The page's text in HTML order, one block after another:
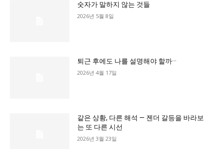
숫자가 말하지 않는 것들
2026년 5월 8일
퇴근 후에도 나를 설명해야 할까···
2026년 4월 17일
같은 상황, 다른 해석 — 젠더 갈등을 바라보
는 또 다른 시선
2026년 3월 23일